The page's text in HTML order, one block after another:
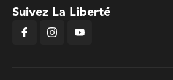
Suivez La Liberté